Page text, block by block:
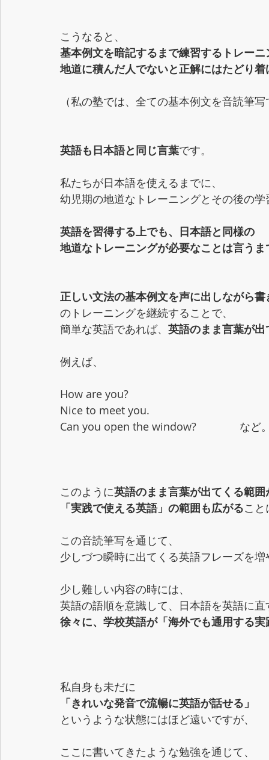
こうなると、
基本例文を暗記するまで練習するトレーニ
地道に積んだ人でないと正解にはたどり
（私の塾では、全ての基本例文を音読筆
英語も日本語と同じ言葉です。
私たちが日本語を使えるまでに、
幼児期の地道なトレーニングとその後の
英語を習得する上でも、日本語と同様の
地道なトレーニングが必要なことは言う
正しい文法の基本例文を声に出しながら
のトレーニングを継続することで、
簡単な英語であれば、 英語のまま言葉が
例えば、
How are you?
Nice to meet you.
Can you open the window?　　　　など
このように英語のまま言葉が出てくる範
「実践で使える英語」の範囲も広がるこ
この音読筆写を通じて、
少しづつ瞬時に出てくる英語フレーズを
少し難しい内容の時には、
英語の語順を意識して、日本語を英語に
徐々に、学校英語が「海外でも通用する
私自身も未だに
「きれいな発音で流暢に英語が話せる」
というような状態にはほど遠いですが、
ここに書いてきたような勉強を通じて、